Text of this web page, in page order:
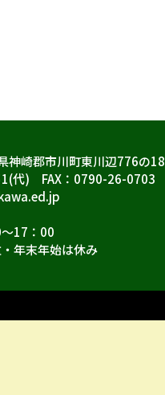
崎郡市川町東川辺776の18
代) FAX：0790-26-0703
17：00
年末年始は休み